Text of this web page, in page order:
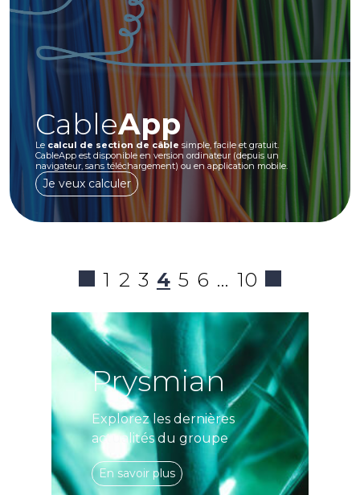
CableApp
Le calcul de section de câble simple, facile et gratuit.
CableApp est disponible en version ordinateur (depuis un
navigateur, sans téléchargement) ou en application mobile.
Je veux calculer
1 2 3 4 5 6 … 10
Prysmian
Explorez les dernières
actualités du groupe
En savoir plus